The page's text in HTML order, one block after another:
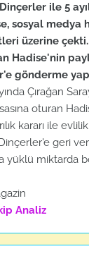
ile 5
sosyal medya
üzerine
Hadise'nin
gönderme
Çırağan
oturan
kararı ile
Dinçerler'e geri
yüklü miktarda
Analiz